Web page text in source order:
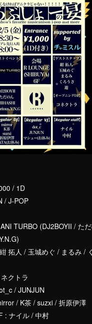
/ 1D
/ J-POP
TURBO (DJ2BOYII / た
拓人 / 玉城めぐ / まるみ /
クトラ
/ JUNJUN
/ K茶 / suzxi / 折原伊澤
: ナイル / 中村